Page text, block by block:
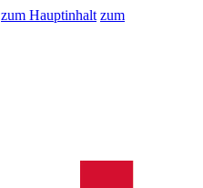
zum Hauptinhalt zum